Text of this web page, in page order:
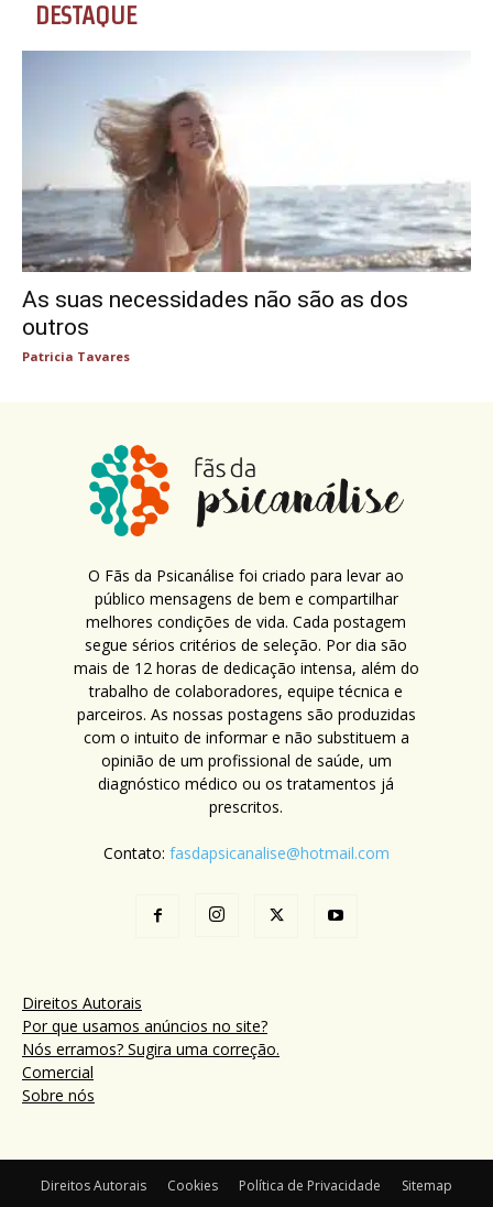
DESTAQUE
As suas necessidades não são as dos
outros
Patricia Tavares
O Fãs da Psicanálise foi criado para levar ao
público mensagens de bem e compartilhar
melhores condições de vida. Cada postagem
segue sérios critérios de seleção. Por dia são
mais de 12 horas de dedicação intensa, além do
trabalho de colaboradores, equipe técnica e
parceiros. As nossas postagens são produzidas
com o intuito de informar e não substituem a
opinião de um profissional de saúde, um
diagnóstico médico ou os tratamentos já
prescritos.
Contato: fasdapsicanalise@hotmail.com
Direitos Autorais
Por que usamos anúncios no site?
Nós erramos? Sugira uma correção.
Comercial
Sobre nós
Direitos Autorais Cookies Política de Privacidade Sitemap